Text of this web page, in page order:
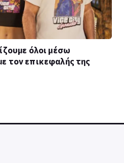
όλοι μέσω
τον επικεφαλής της